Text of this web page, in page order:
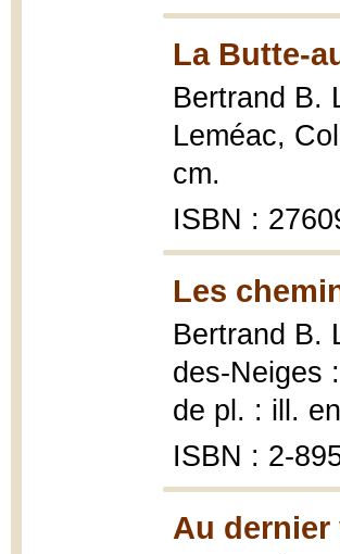
La Butte-
Bertrand B.
Leméac,
cm.
ISBN :
Les
Bertrand B.
des-Neiges
de pl. : ill.
ISBN : 2-
Au dernier